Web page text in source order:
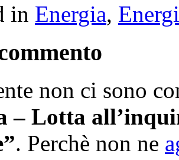
in Energia,
non ci sono
– Lotta
. Perchè non ne